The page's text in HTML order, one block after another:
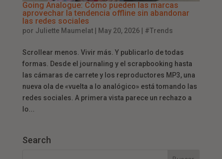
Going Analogue: Cómo pueden las marcas
aprovechar la tendencia offline sin abandonar
las redes sociales
por Juliette Maumelat| May 20, 2026| #Trends
Scrollear menos. Vivir más. Y publicarlo de todas
formas. Desde el journaling y el scrapbooking hasta
las cámaras de carrete y los reproductores MP3, una
nueva ola de «vuelta a lo analógico» está tomando las
redes sociales. A primera vista parece un rechazo a
lo...
Search